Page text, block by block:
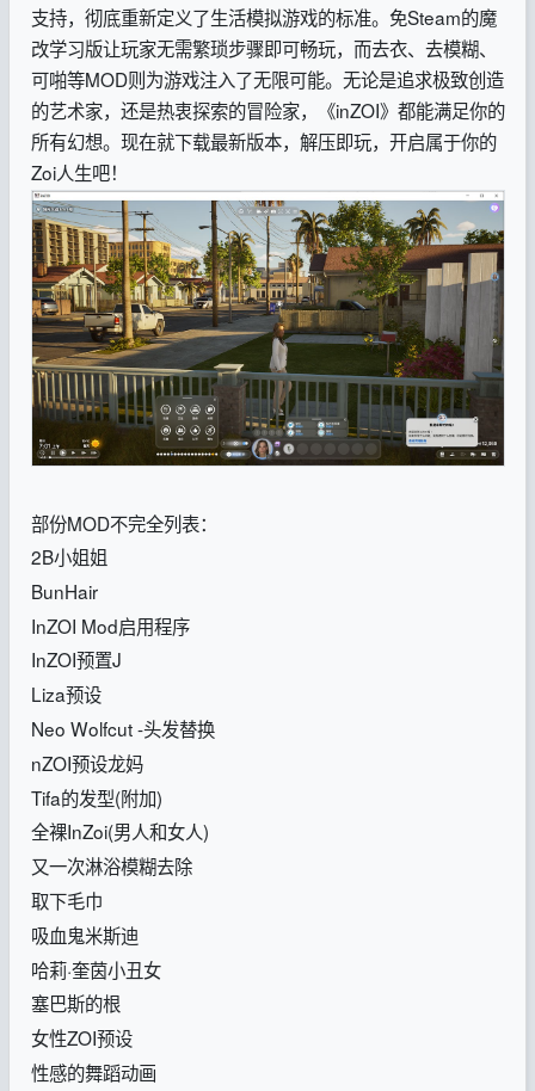
支持，彻底重新定义了生活模拟游戏的标准。免Steam的魔
改学习版让玩家无需繁琐步骤即可畅玩，而去衣、去模糊、
可啪等MOD则为游戏注入了无限可能。无论是追求极致创造
的艺术家，还是热衷探索的冒险家，《inZOI》都能满足你的
所有幻想。现在就下载最新版本，解压即玩，开启属于你的
Zoi人生吧！
部份MOD不完全列表：
2B小姐姐
BunHair
InZOI Mod启用程序
InZOI预置J
Liza预设
Neo Wolfcut -头发替换
nZOI预设龙妈
Tifa的发型(附加)
全裸InZoi(男人和女人)
又一次淋浴模糊去除
取下毛巾
吸血鬼米斯迪
哈莉·奎茵小丑女
塞巴斯的根
女性ZOI预设
性感的舞蹈动画